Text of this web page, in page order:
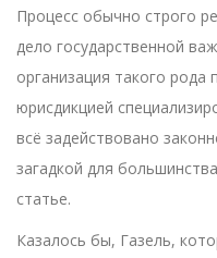
Процесс обычно строго
дело государственной
организация такого рода
юрисдикцией
всё задействовано
загадкой для
статье.
Казалось бы, Газель,